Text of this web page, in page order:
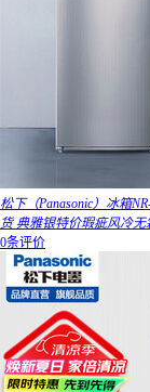
松下（Panasonic）冰箱
货 典雅银特价瑕疵风冷无
0条评价